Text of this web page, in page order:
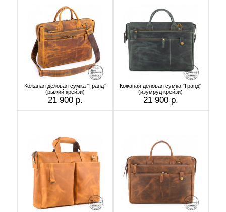
Кожаная деловая сумка "Гранд"
(рыжий крейзи)
21 900 р.
Кожаная деловая сумка "Гранд"
(изумруд крейзи)
21 900 р.